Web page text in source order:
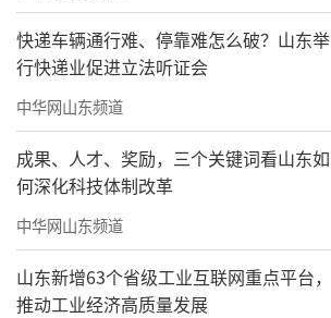
快递车辆通行难、停靠难怎么破？山东举
行快递业促进立法听证会
中华网山东频道
成果、人才、奖励，三个关键词看山东如
何深化科技体制改革
中华网山东频道
山东新增63个省级工业互联网重点平台，
推动工业经济高质量发展